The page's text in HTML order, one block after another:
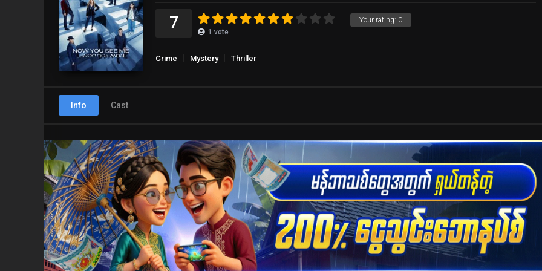
Your rating: 0
7 1 vote
Crime Mystery Thriller
Info Cast